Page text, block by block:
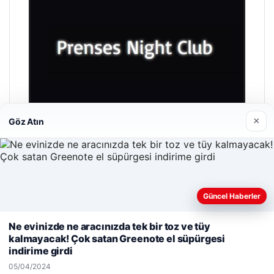
deneyiminizi kişiselleştirmek ve geliştirmek amacıyla çerezler
kullanıyoruz.Çerez Politikamız
Reddet
Göz Atın ×
Güncel Haberler
Ne evinizde ne aracınızda tek bir toz ve tüy
kalmayacak! Çok satan Greenote el süpürgesi
indirime girdi
05/04/2024